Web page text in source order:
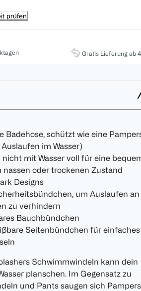
prüfen
Gratis Lieferung ab
Badehose, schützt wie eine
im Wasser)
nicht mit Wasser voll für eine
nassen oder trockenen Zustand
Designs
um Auslaufen an
zu verhindern
Bauchbündchen
Seitenbündchen für einfaches
Schwimmwindeln kann dein
planschen. Im Gegensatz zu
und Pants saugen sich Pampers